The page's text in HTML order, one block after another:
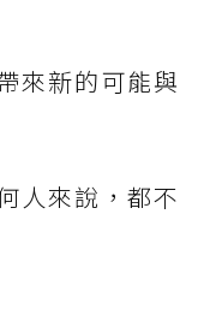
來新的可能與
人來說，都不